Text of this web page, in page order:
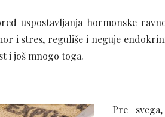
uspostavljanja hormonske
i stres, reguliše i neguje
i još mnogo toga.
Pre